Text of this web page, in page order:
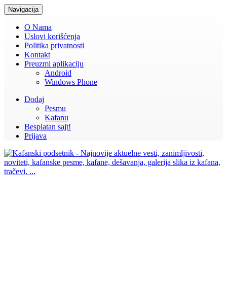
Navigacija
O Nama
Uslovi korišćenja
Politika privatnosti
Kontakt
Preuzmi aplikaciju
Android
Windows Phone
Dodaj
Pesmu
Kafanu
Besplatan sajt!
Prijava